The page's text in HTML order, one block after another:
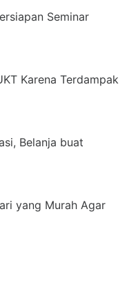
Seminar
Karena Terdampak
Belanja buat
yang Murah Agar